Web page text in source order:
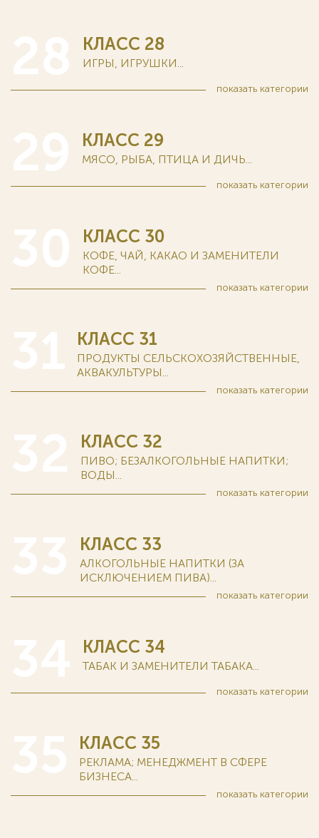
КЛАСС 28
ИГРЫ, ИГРУШКИ...
показать категории
КЛАСС 29
МЯСО, РЫБА, ПТИЦА И ДИЧЬ...
показать категории
КЛАСС 30
КОФЕ, ЧАЙ, КАКАО И ЗАМЕНИТЕЛИ
КОФЕ...
показать категории
КЛАСС 31
ПРОДУКТЫ СЕЛЬСКОХОЗЯЙСТВЕННЫЕ,
АКВАКУЛЬТУРЫ...
показать категории
КЛАСС 32
ПИВО; БЕЗАЛКОГОЛЬНЫЕ НАПИТКИ;
ВОДЫ...
показать категории
КЛАСС 33
АЛКОГОЛЬНЫЕ НАПИТКИ (ЗА
ИСКЛЮЧЕНИЕМ ПИВА)...
показать категории
КЛАСС 34
ТАБАК И ЗАМЕНИТЕЛИ ТАБАКА...
показать категории
КЛАСС 35
РЕКЛАМА; МЕНЕДЖМЕНТ В СФЕРЕ
БИЗНЕСА...
показать категории